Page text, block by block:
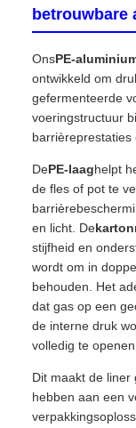
betrouwbare
OnsPE-
ontwikkeld om
gefermenteerde
voeringstructuur
DePE-laaghelpt
de fles of pot te
en licht. De
stijfheid en
wordt om in
behouden. Het
dat gas op een
de interne druk
volledig te
Dit maakt de liner
hebben aan een